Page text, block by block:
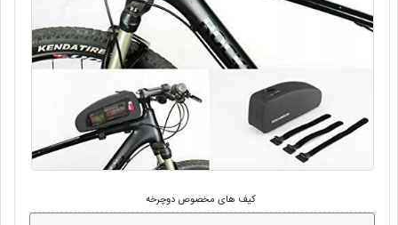
کیف های مخصوص دوچرخه